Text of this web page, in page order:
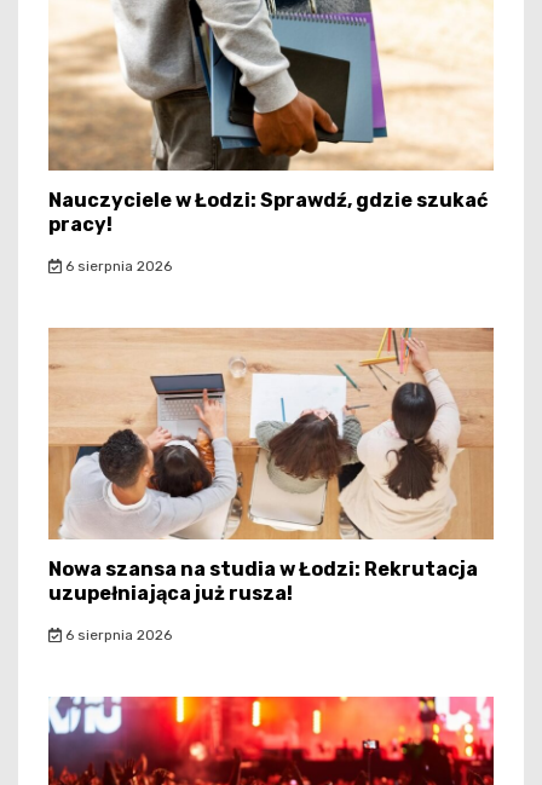
Nauczyciele w Łodzi: Sprawdź, gdzie szukać
pracy!
6 sierpnia 2026
Nowa szansa na studia w Łodzi: Rekrutacja
uzupełniająca już rusza!
6 sierpnia 2026